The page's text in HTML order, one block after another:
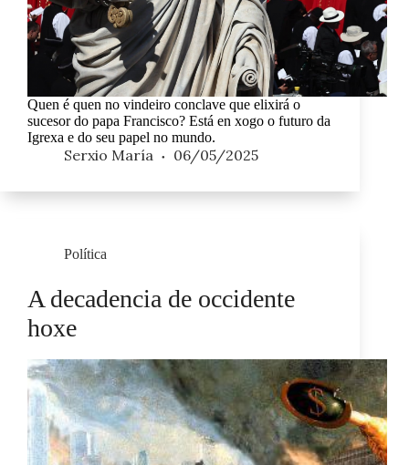
Quen é quen no vindeiro conclave que elixirá o
sucesor do papa Francisco? Está en xogo o futuro da
Igrexa e do seu papel no mundo.
Serxio María 06/05/2025
Política
A decadencia de occidente
hoxe